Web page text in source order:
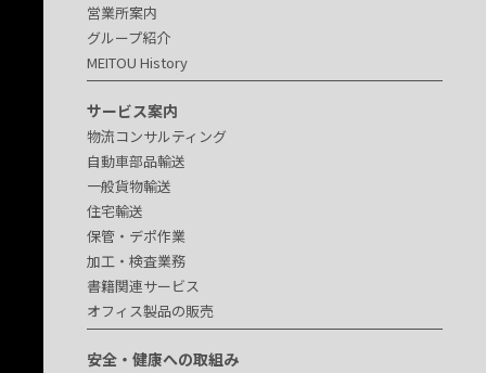
営業所案内
グループ紹介
MEITOU History
サービス案内
物流コンサルティング
自動車部品輸送
一般貨物輸送
住宅輸送
保管・デポ作業
加工・検査業務
書籍関連サービス
オフィス製品の販売
安全・健康への取組み